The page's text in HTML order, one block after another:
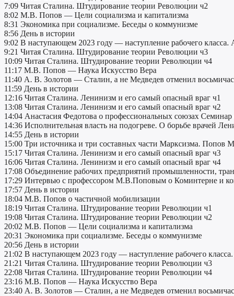
7:09 Читая Сталина. Штудирование теории Революции ч2
8:02 М.В. Попов — Цели социализма и капитализма
8:31 Экономика при социализме. Беседы о коммунизме
8:56 День в истории
9:02 В наступающем 2023 году — наступление рабочего класса.
9:21 Читая Сталина. Штудирование теории Революции ч3
10:09 Читая Сталина. Штудирование теории Революции ч4
11:17 М.В. Попов — Наука Искусство Вера
11:40 А. В. Золотов — Сталин, а не Медведев отменил
11:59 День в истории
12:16 Читая Сталина. Ленинизм и его самый опасный враг ч1
13:08 Читая Сталина. Ленинизм и его самый опасный враг ч2
14:04 Анастасия Федотова о профессиональных союзах Семинар
14:36 Исполнительная власть на подогреве. О борьбе врачей
14:55 День в истории
15:00 Три источника и три составных части Марксизма. Попов
15:17 Читая Сталина. Ленинизм и его самый опасный враг ч3
16:06 Читая Сталина. Ленинизм и его самый опасный враг ч4
17:08 Объединение рабочих предприятий промышленности,
17:29 Интервью c профессором М.В.Поповым о Коминтерне и
17:57 День в истории
18:04 М.В. Попов о частичной мобилизации
18:19 Читая Сталина. Штудирование теории Революции ч1
19:08 Читая Сталина. Штудирование теории Революции ч2
20:02 М.В. Попов — Цели социализма и капитализма
20:31 Экономика при социализме. Беседы о коммунизме
20:56 День в истории
21:02 В наступающем 2023 году — наступление рабочего
21:21 Читая Сталина. Штудирование теории Революции ч3
22:08 Читая Сталина. Штудирование теории Революции ч4
23:16 М.В. Попов — Наука Искусство Вера
23:40 А. В. Золотов — Сталин, а не Медведев отменил